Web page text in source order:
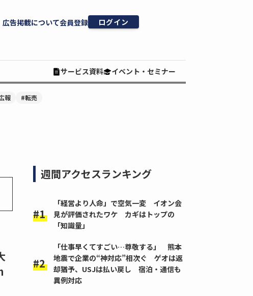
広告掲載について会員登録 ログイン
サービス資料 イベント・セミナー
報 #転売
週間アクセスランキング
「経営より人命」で空気一変 イオン会
見が評価されたワケ カギはトップの
「知識量」
「仕事早くてすごい…尊敬する」 熊本
地震で企業の“神対応”相次ぐ ゲオは返
却猶予、USJは払い戻し 宿泊・通信も
異例対応